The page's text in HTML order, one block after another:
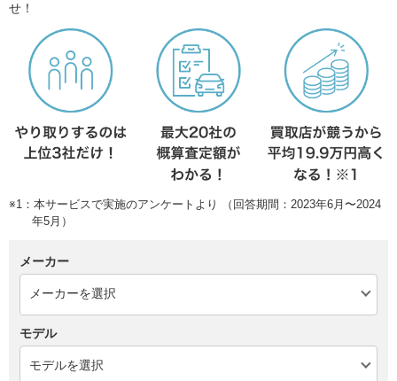
せ！
※1：本サービスで実施のアンケートより （回答期間：2023年6月〜2024
年5月）
メーカー
モデル